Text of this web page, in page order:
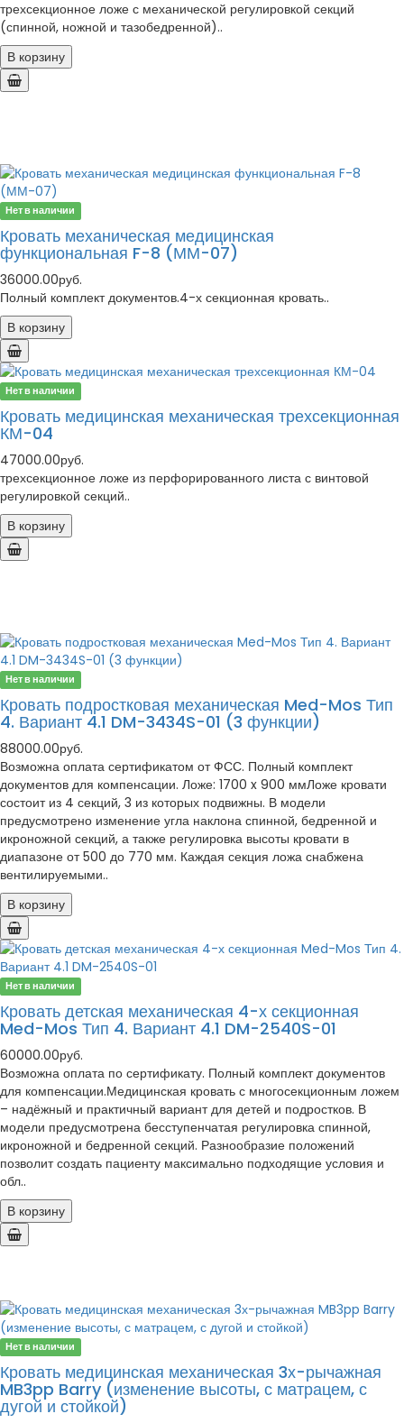
трехсекционное ложе с механической регулировкой секций
(спинной, ножной и тазобедренной)..
В корзину
Нет в наличии
Кровать механическая медицинская
функциональная F-8 (ММ-07)
36000.00руб.
Полный комплект документов.4-х секционная кровать..
В корзину
Нет в наличии
Кровать медицинская механическая трехсекционная
КМ-04
47000.00руб.
трехсекционное ложе из перфорированного листа с винтовой
регулировкой секций..
В корзину
Нет в наличии
Кровать подростковая механическая Med-Mos Тип
4. Вариант 4.1 DM-3434S-01 (3 функции)
88000.00руб.
Возможна оплата сертификатом от ФСС. Полный комплект
документов для компенсации. Ложе: 1700 x 900 ммЛоже кровати
состоит из 4 секций, 3 из которых подвижны. В модели
предусмотрено изменение угла наклона спинной, бедренной и
икроножной секций, а также регулировка высоты кровати в
диапазоне от 500 до 770 мм. Каждая секция ложа снабжена
вентилируемыми..
В корзину
Нет в наличии
Кровать детская механическая 4-х секционная
Med-Mos Тип 4. Вариант 4.1 DM-2540S-01
60000.00руб.
Возможна оплата по сертификату. Полный комплект документов
для компенсации.Медицинская кровать с многосекционным ложем
– надёжный и практичный вариант для детей и подростков. В
модели предусмотрена бесступенчатая регулировка спинной,
икроножной и бедренной секций. Разнообразие положений
позволит создать пациенту максимально подходящие условия и
обл..
В корзину
Нет в наличии
Кровать медицинская механическая 3х-рычажная
MB3pp Barry (изменение высоты, с матрацем, с
дугой и стойкой)